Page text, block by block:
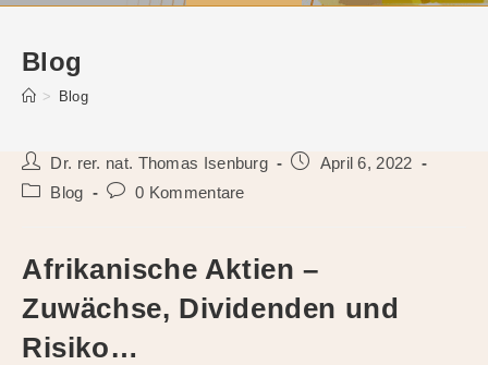
Blog
> Blog
Beitrags-
Autor:
Dr. rer. nat. Thomas Isenburg
BeitragApril 6, 2022
Beitrags-
Blog
Beitrags-
0 Kommentare
Afrikanische Aktien –
Zuwächse, Dividenden und
Risiko…